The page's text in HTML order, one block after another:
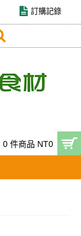
訂購記錄
0 件商品 NT0